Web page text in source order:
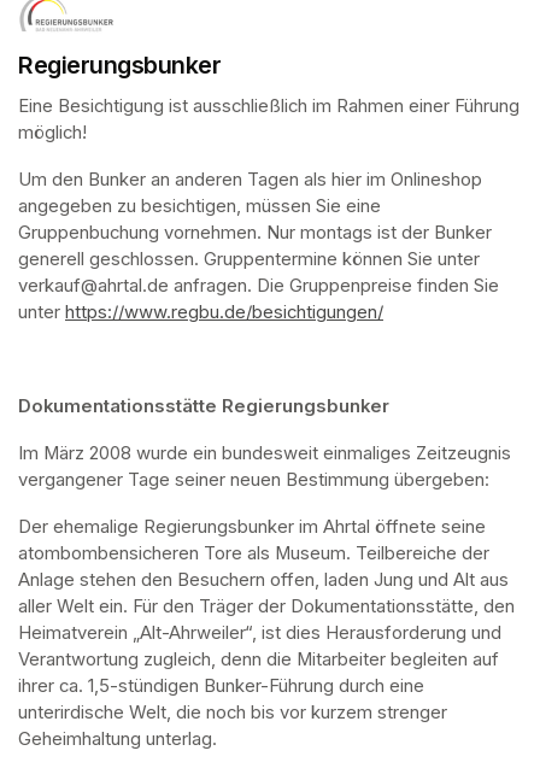
Regierungsbunker
Eine Besichtigung ist ausschließlich im Rahmen einer Führung
möglich!
Um den Bunker an anderen Tagen als hier im Onlineshop
angegeben zu besichtigen, müssen Sie eine
Gruppenbuchung vornehmen. Nur montags ist der Bunker
generell geschlossen. Gruppentermine können Sie unter
verkauf@ahrtal.de anfragen. Die Gruppenpreise finden Sie
unter https://www.regbu.de/besichtigungen/
Dokumentationsstätte Regierungsbunker
Im März 2008 wurde ein bundesweit einmaliges Zeitzeugnis
vergangener Tage seiner neuen Bestimmung übergeben:
Der ehemalige Regierungsbunker im Ahrtal öffnete seine
atombombensicheren Tore als Museum. Teilbereiche der
Anlage stehen den Besuchern offen, laden Jung und Alt aus
aller Welt ein. Für den Träger der Dokumentationsstätte, den
Heimatverein „Alt-Ahrweiler“, ist dies Herausforderung und
Verantwortung zugleich, denn die Mitarbeiter begleiten auf
ihrer ca. 1,5-stündigen Bunker-Führung durch eine
unterirdische Welt, die noch bis vor kurzem strenger
Geheimhaltung unterlag.